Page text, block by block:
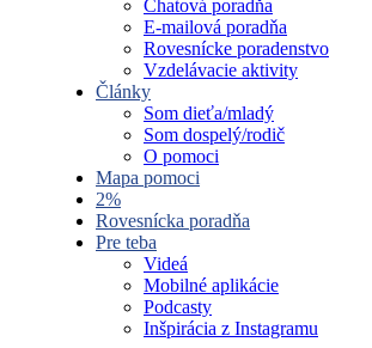
Chatová poradňa
E-mailová poradňa
Rovesnícke poradenstvo
Vzdelávacie aktivity
Články
Som dieťa/mladý
Som dospelý/rodič
O pomoci
Mapa pomoci
2%
Rovesnícka poradňa
Pre teba
Videá
Mobilné aplikácie
Podcasty
Inšpirácia z Instagramu